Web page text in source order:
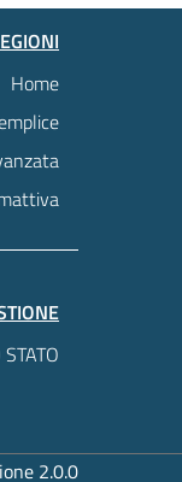
Home
2.0.0